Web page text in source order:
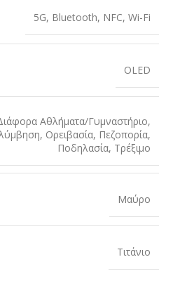
5G, Bluetooth, NFC, Wi-Fi
OLED
Αθλήματα/Γυμναστήριο,
, Ορειβασία, Πεζοπορία,
Ποδηλασία, Τρέξιμο
Μαύρο
Τιτάνιο